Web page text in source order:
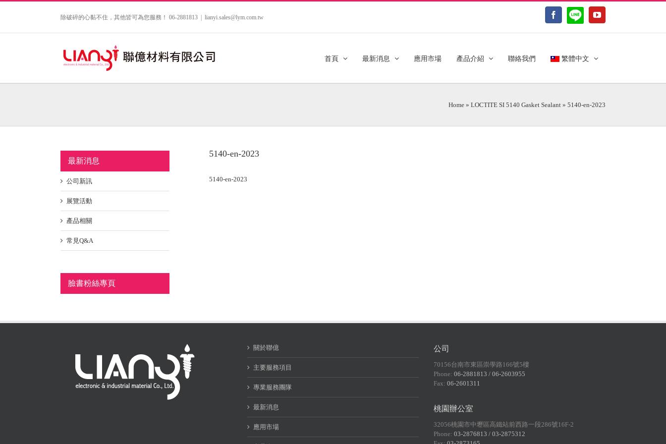
除破碎的心黏不住，其他皆可為您服務！ 06-2881813 | lianyi.sales@lym.com.tw Facebook
LINE@ YouTube
首頁 最新消息 應用市場 產品介紹 聯絡我們 繁體中文
Home » LOCTITE SI 5140 Gasket Sealant » 5140-en-2023
5140-en-2023
5140-en-2023
最新消息
公司新訊
展覽活動
產品相關
常見Q&A
臉書粉絲專頁
關於聯億
主要服務項目
專業服務團隊
最新消息
應用市場
公司
70156台南市東區崇學路166號5樓
Phone:06-2881813 / 06-2603955
Fax:06-2601311
桃園辦公室
32056桃園市中壢區高鐵站前西路一段286號16F-2
Phone:03-2876813 / 03-2875312